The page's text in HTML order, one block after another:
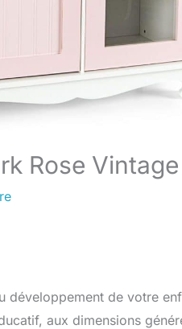
Rose
développement de votre
aux dimensions